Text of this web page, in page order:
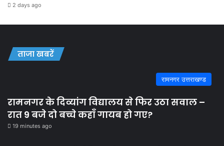
2 days ago
ताजा खबरें
रामनगर उत्तराखण्ड
रामनगर के दिव्यांग विद्यालय से फिर उठा सवाल –
रात 9 बजे दो बच्चे कहाँ गायब हो गए?
19 minutes ago